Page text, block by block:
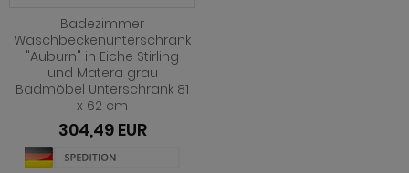
Badezimmer
Waschbeckenunterschrank
"Auburn" in Eiche Stirling
und Matera grau
Badmöbel Unterschrank 81
x 62 cm
304,49 EUR